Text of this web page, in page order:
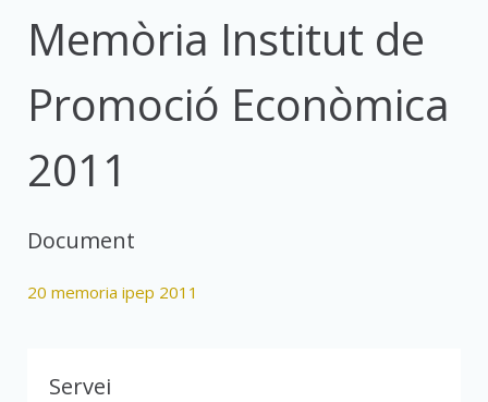
Memòria Institut de
Promoció Econòmica
2011
Document
20 memoria ipep 2011
Servei